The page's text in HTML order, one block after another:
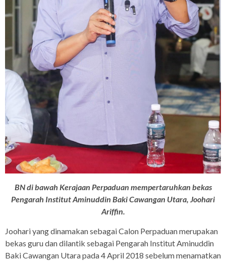
BN di bawah Kerajaan Perpaduan mempertaruhkan bekas
Pengarah Institut Aminuddin Baki Cawangan Utara, Joohari
Ariffin.
Joohari yang dinamakan sebagai Calon Perpaduan merupakan
bekas guru dan dilantik sebagai Pengarah Institut Aminuddin
Baki Cawangan Utara pada 4 April 2018 sebelum menamatkan